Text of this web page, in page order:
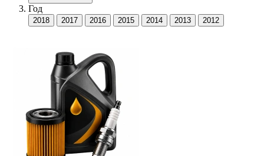
Год
2018 2017 2016 2015 2014 2013 2012